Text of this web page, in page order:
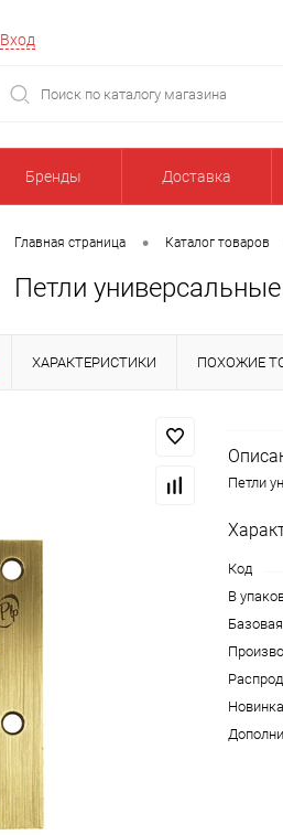
Вход
Бренды Доставка
Главная страница • Каталог товаров
Петли
ХАРАКТЕРИСТИКИ ПОХОЖИЕ
Петли
Код
В
Новинка